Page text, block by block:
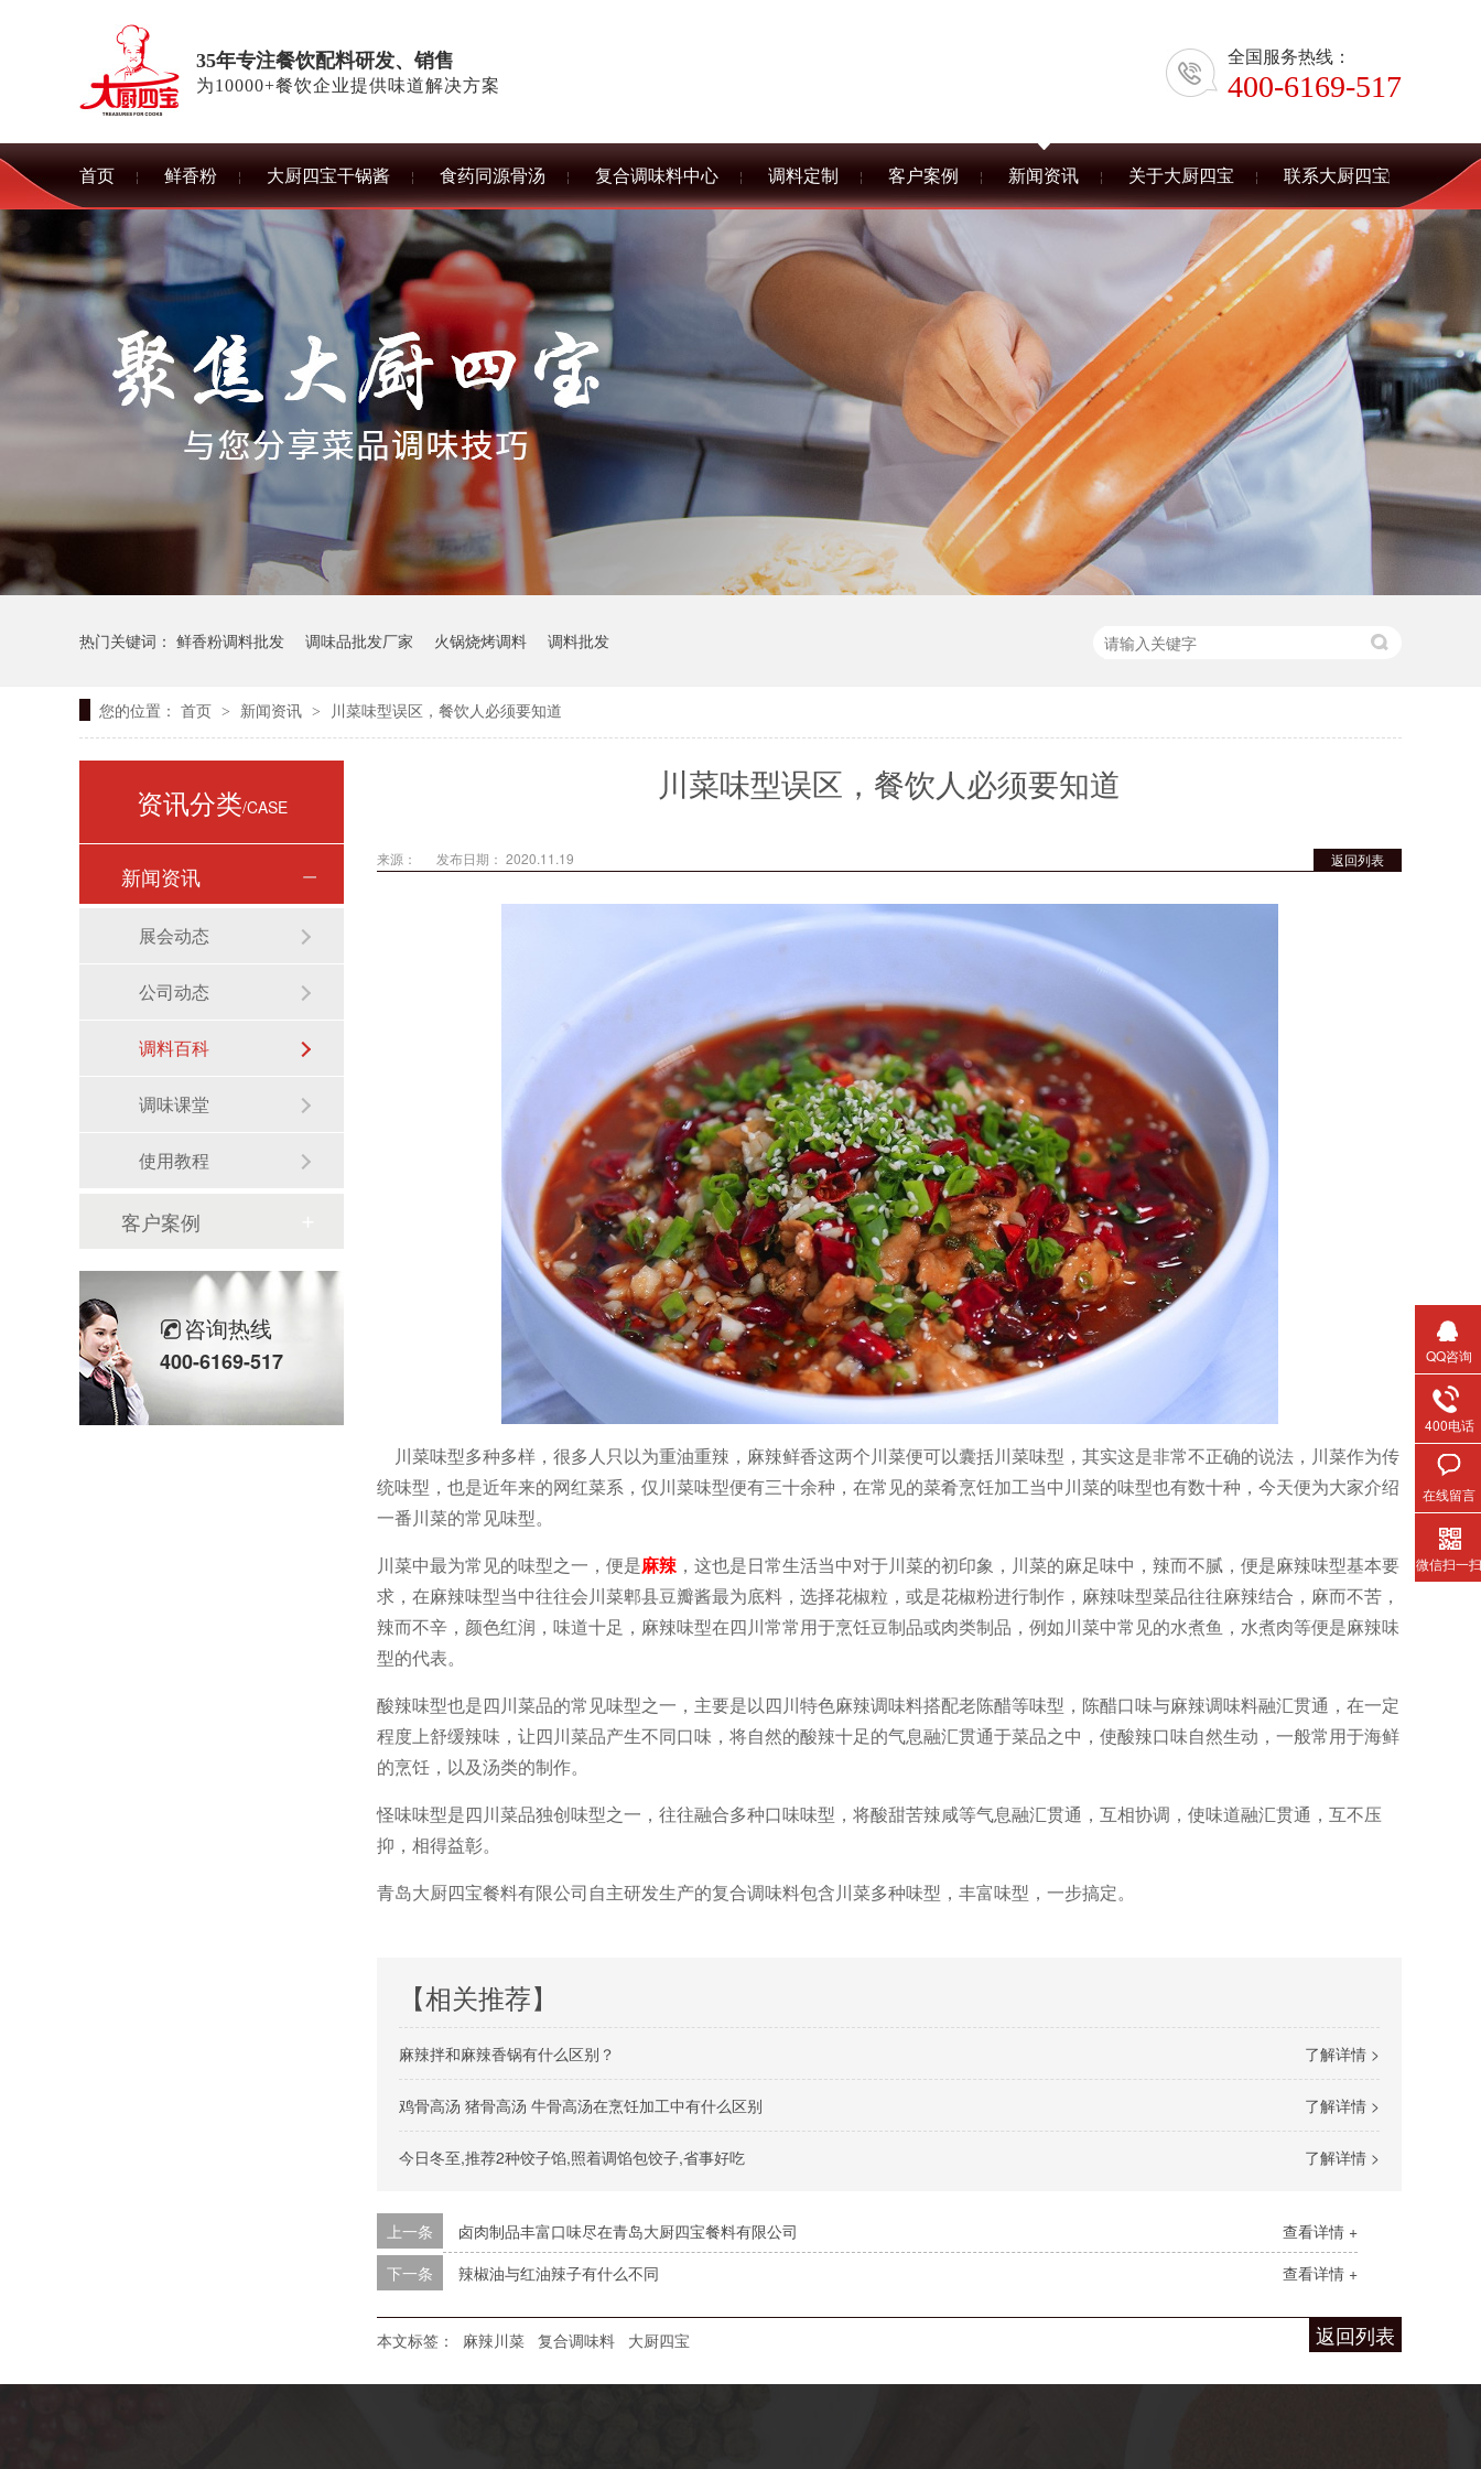
35年专注餐饮配料研发、销售
为10000+餐饮企业提供味道解决方案
全国服务热线：
400-6169-517
首页 鲜香粉 大厨四宝干锅酱 食药同源骨汤 复合调味料中心 调料定制 客户案例 新闻资讯 关于大厨四宝 联系大厨四宝
热门关键词： 鲜香粉调料批发 调味品批发厂家 火锅烧烤调料 调料批发
您的位置： 首页 > 新闻资讯 > 川菜味型误区，餐饮人必须要知道
川菜味型误区，餐饮人必须要知道
返回列表
来源： 发布日期： 2020.11.19
川菜味型多种多样，很多人只以为重油重辣，麻辣鲜香这两个川菜便可以囊括川菜味型，其实这是非常不正确的说法，川菜作为传
统味型，也是近年来的网红菜系，仅川菜味型便有三十余种，在常见的菜肴烹饪加工当中川菜的味型也有数十种，今天便为大家介绍
一番川菜的常见味型。
川菜中最为常见的味型之一，便是麻辣 ，这也是日常生活当中对于川菜的初印象，川菜的麻足味中，辣而不腻，便是麻辣味型基本要
求，在麻辣味型当中往往会川菜郫县豆瓣酱最为底料，选择花椒粒，或是花椒粉进行制作，麻辣味型菜品往往麻辣结合，麻而不苦，
辣而不辛，颜色红润，味道十足，麻辣味型在四川常常用于烹饪豆制品或肉类制品，例如川菜中常见的水煮鱼，水煮肉等便是麻辣味
型的代表。
酸辣味型也是四川菜品的常见味型之一，主要是以四川特色麻辣调味料搭配老陈醋等味型，陈醋口味与麻辣调味料融汇贯通，在一定
程度上舒缓辣味，让四川菜品产生不同口味，将自然的酸辣十足的气息融汇贯通于菜品之中，使酸辣口味自然生动，一般常用于海鲜
的烹饪，以及汤类的制作。
怪味味型是四川菜品独创味型之一，往往融合多种口味味型，将酸甜苦辣咸等气息融汇贯通，互相协调，使味道融汇贯通，互不压
抑，相得益彰。
青岛大厨四宝餐料有限公司自主研发生产的复合调味料包含川菜多种味型，丰富味型，一步搞定。
【相关推荐】
了解详情 >
麻辣拌和麻辣香锅有什么区别？
了解详情 >
鸡骨高汤 猪骨高汤 牛骨高汤在烹饪加工中有什么区别
了解详情 >
今日冬至,推荐2种饺子馅,照着调馅包饺子,省事好吃
查看详情 +
上一条
卤肉制品丰富口味尽在青岛大厨四宝餐料有限公司
查看详情 +
下一条 辣椒油与红油辣子有什么不同
返回列表
本文标签： 麻辣川菜 复合调味料 大厨四宝
资讯分类/CASE
新闻资讯
展会动态
公司动态
调料百科
调味课堂
使用教程
客户案例
咨询热线
400-6169-517 QQ咨询
400电话
在线留言
微信扫一扫